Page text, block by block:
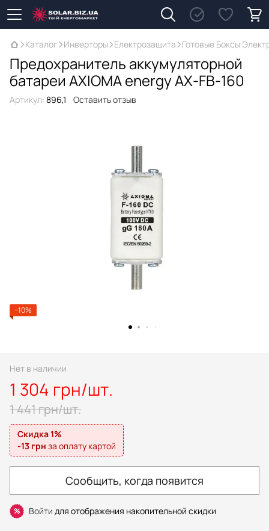
Каталог Инверторы Електрозащита Готовые Боксы
Предохранитель аккумуляторной
батареи AXIOMA energy АХ-FB-160
Артикул: 896,1 Оставить отзыв
−10%
Нет в наличии
1 304 грн/шт.
1 441 грн/шт.
Скидка 1%
-13 грн за оплату картой
Сообщить, когда появится
% Войти для отображения накопительной скидки